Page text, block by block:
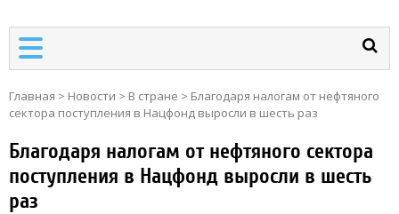
Главная > Новости > В стране > Благодаря налогам от нефтяного
сектора поступления в Нацфонд выросли в шесть раз
Благодаря налогам от нефтяного сектора
поступления в Нацфонд выросли в шесть
раз